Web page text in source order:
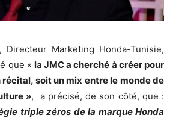
, Directeur Marketing Honda-Tunisie,
que « la JMC a cherché à créer pour
soit un mix entre le monde de
», a précisé, de son côté, que :
triple zéros de la marque Honda